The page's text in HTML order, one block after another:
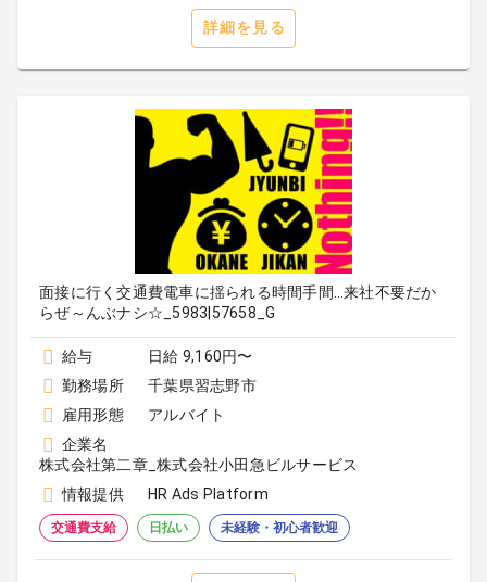
詳細を見る
面接に行く交通費電車に揺られる時間手間…来社不要だか
らぜ～んぶナシ☆_5983|57658_G
給与
日給 9,160円〜
勤務場所
千葉県習志野市
雇用形態
アルバイト
企業名
株式会社第二章_株式会社小田急ビルサービス
情報提供
HR Ads Platform
交通費支給 日払い 未経験・初心者歓迎